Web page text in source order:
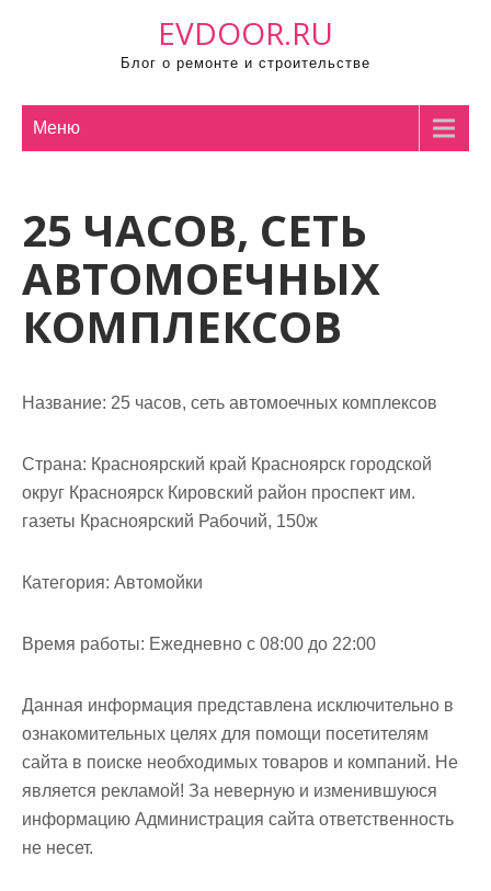
EVDOOR.RU
Блог о ремонте и строительстве
Меню
25 ЧАСОВ, СЕТЬ
АВТОМОЕЧНЫХ
КОМПЛЕКСОВ
Название: 25 часов, сеть автомоечных комплексов
Страна: Красноярский край Красноярск городской
округ Красноярск Кировский район проспект им.
газеты Красноярский Рабочий, 150ж
Категория: Автомойки
Время работы: Ежедневно с 08:00 до 22:00
Данная информация представлена исключительно в
ознакомительных целях для помощи посетителям
сайта в поиске необходимых товаров и компаний. Не
является рекламой! За неверную и изменившуюся
информацию Администрация сайта ответственность
не несет.